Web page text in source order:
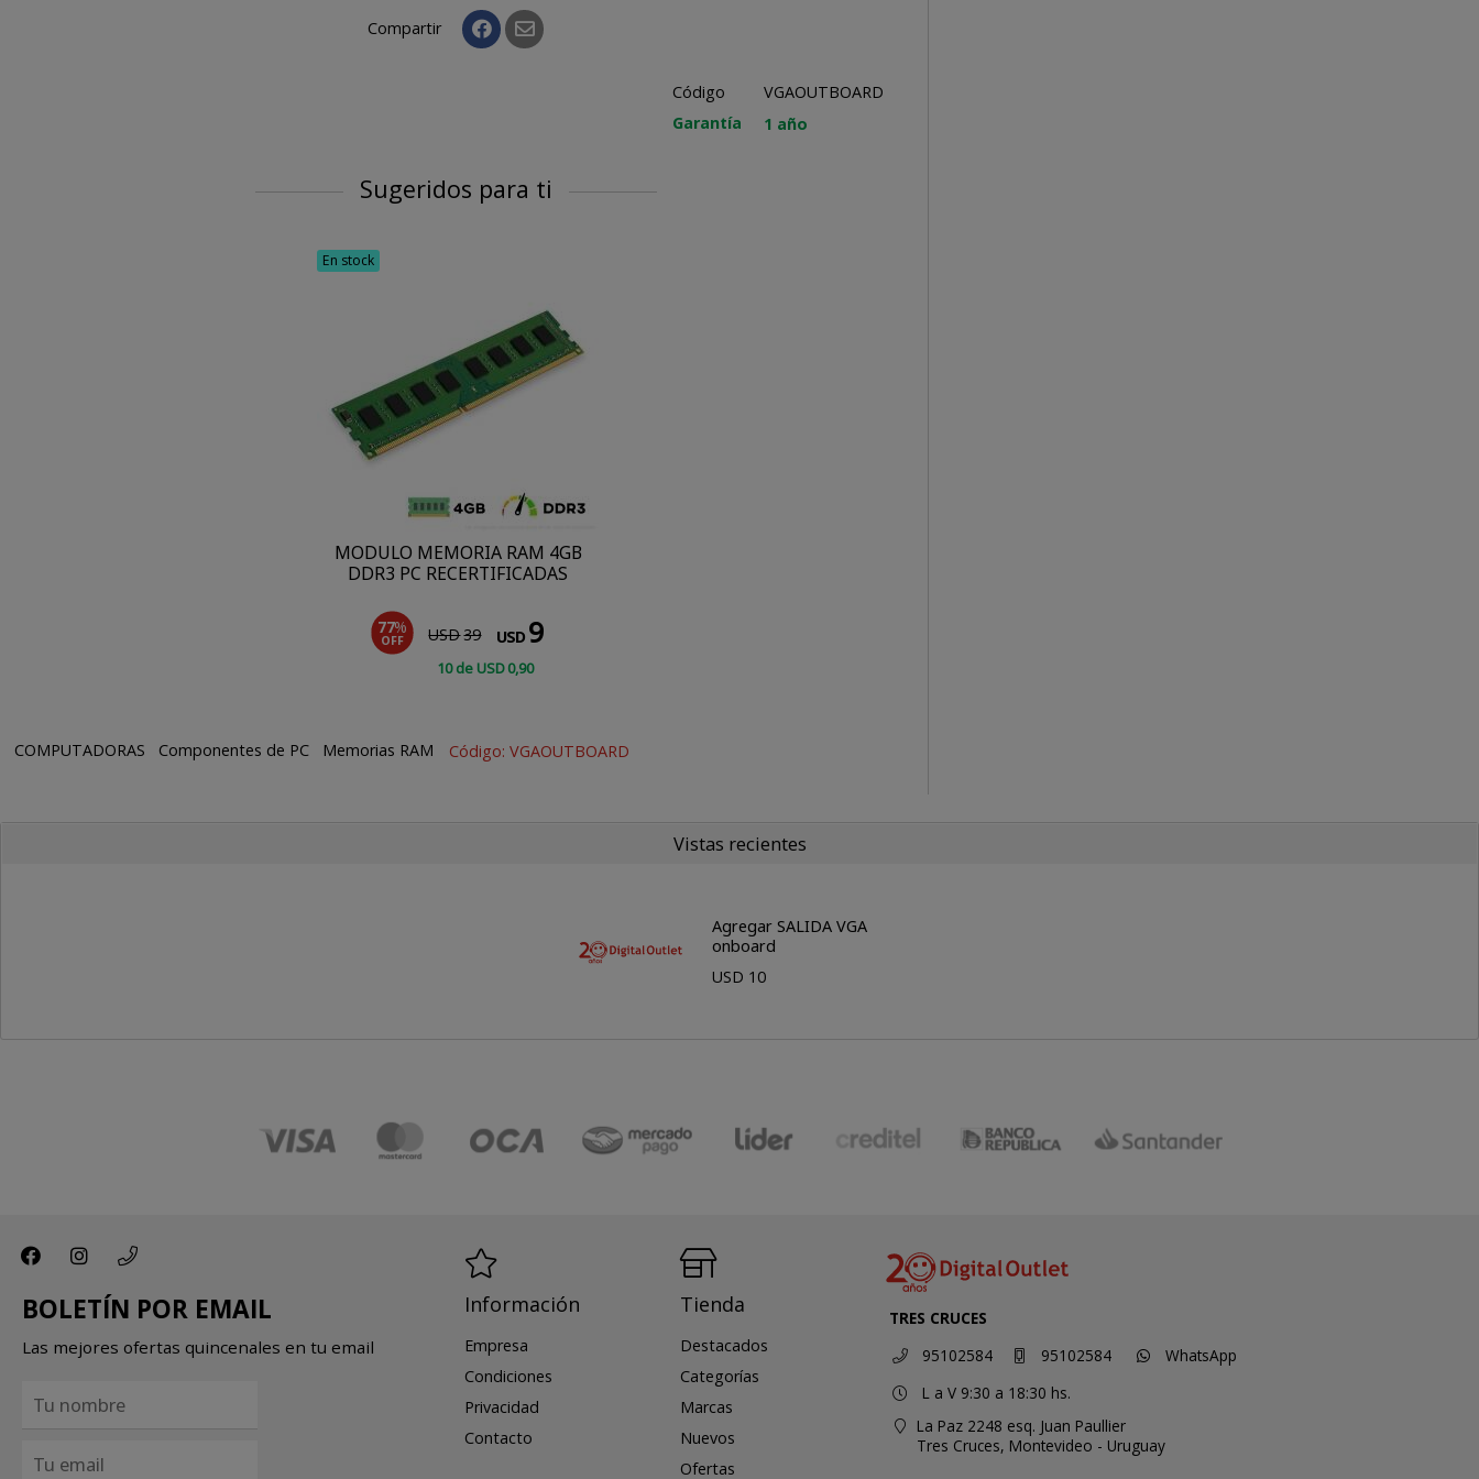
Compartir
Código
VGAOUTBOARD
Garantía
1 año
Sugeridos para ti
En stock
MODULO MEMORIA RAM 4GB
DDR3 PC RECERTIFICADAS
77%
OFF USD39 USD 9
10de USD0,90
COMPUTADORAS Componentes de PC Memorias RAM Código: VGAOUTBOARD
Vistas recientes
Agregar SALIDA VGA
onboard
USD 10
BOLETÍN POR EMAIL
Las mejores ofertas quincenales en tu email
Información
Empresa
Condiciones
Privacidad
Contacto
Tienda
Destacados
Categorías
Marcas
Nuevos
Ofertas
TRES CRUCES
95102584
95102584
WhatsApp
L a V 9:30 a 18:30 hs.
La Paz 2248 esq. Juan Paullier
Tres Cruces, Montevideo - Uruguay